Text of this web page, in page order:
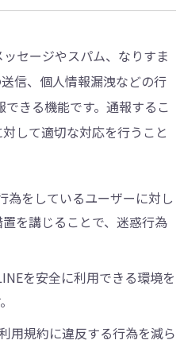
セージやスパム、なりすま
信、個人情報漏洩などの行
きる機能です。通報するこ
して適切な対応を行うこと
為をしているユーザーに対し
を講じることで、迷惑行為
を安全に利用できる環境を
用規約に違反する行為を減ら